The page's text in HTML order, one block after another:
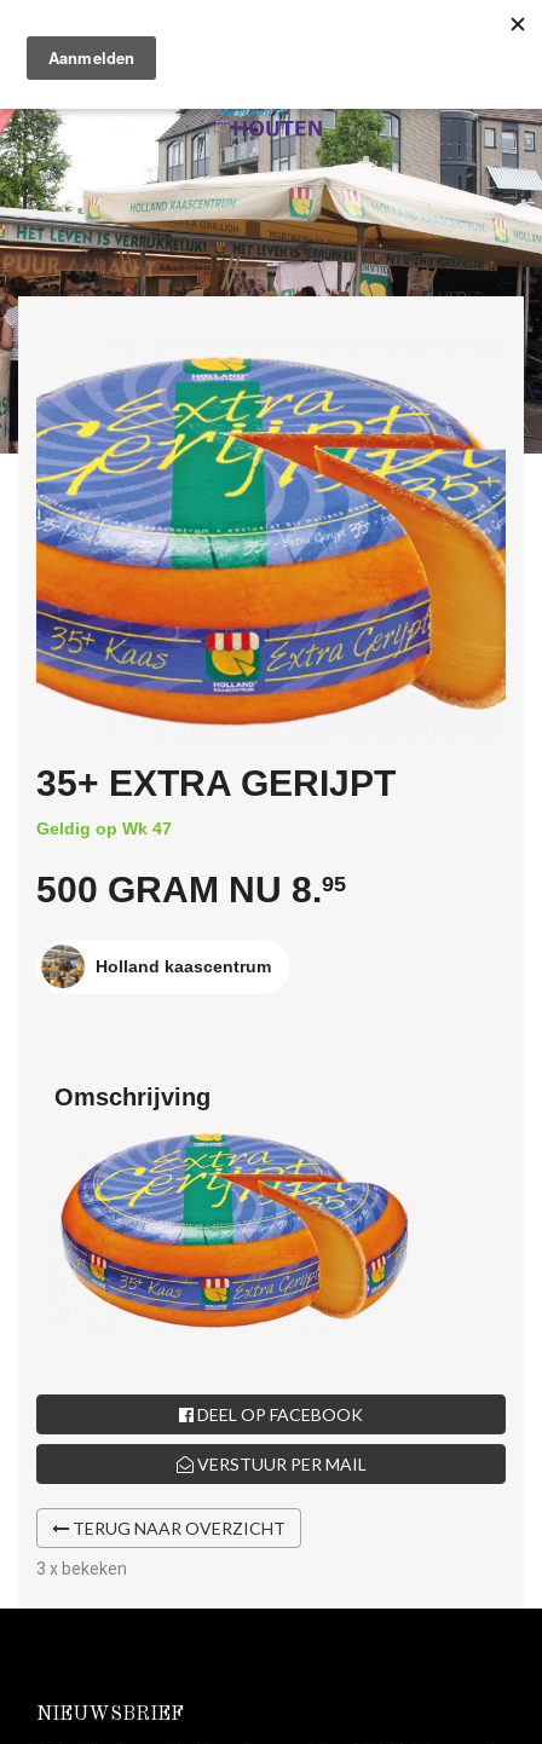
35+ EXTRA GERIJPT
Geldig op Wk 47
500 GRAM NU 8.95
Holland kaascentrum
Omschrijving
DEEL OP FACEBOOK
VERSTUUR PER MAIL
TERUG NAAR OVERZICHT
3 x bekeken
NIEUWSBRIEF